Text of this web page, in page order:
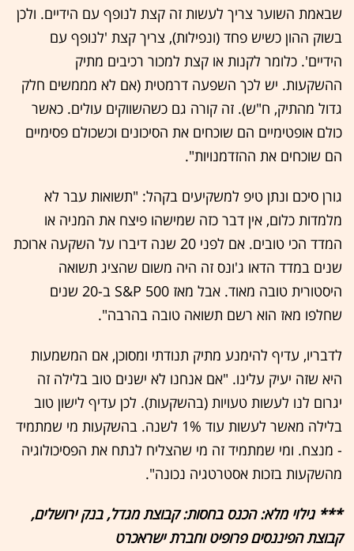
שבאמת השוער צריך לעשות זה קצת לנופף עם הידיים. ולכן
בשוק ההון כשיש פחד (ונפילות), צריך קצת 'לנופף עם
הידיים'. כלומר לקנות או קצת למכור רכיבים מתיק
ההשקעות. יש לכך השפעה דרמטית (אם לא מממשים חלק
גדול מהתיק, ח"ש). זה קורה גם כשהשווקים עולים. כאשר
כולם אופטימיים הם שוכחים את הסיכונים וכשכולם פסימיים
הם שוכחים את ההזדמנויות".
גורן סיכם ונתן טיפ למשקיעים בקהל: "תשואות עבר לא
מלמדות כלום, אין דבר כזה שמישהו פיצח את המניה או
המדד הכי טובים. אם לפני 20 שנה דיברו על השקעה ארוכת
שנים במדד הדאו ג'ונס זה היה משום שהציג תשואה
היסטורית טובה מאוד. אבל מאז S&P 500 ב-20 שנים
שחלפו מאז הוא רשם תשואה טובה בהרבה".
לדבריו, עדיף להימנע מתיק תנודתי ומסוכן, אם המשמעות
היא שזה יעיק עלינו. "אם אנחנו לא ישנים טוב בלילה זה
יגרום לנו לעשות טעויות (בהשקעות). לכן עדיף לישון טוב
בלילה מאשר לעשות עוד 1% לשנה. בהשקעות מי שמתמיד
- מנצח. ומי שמתמיד זה מי שהצליח לנתח את הפסיכולוגיה
מהשקעות בזכות אסטרטגיה נכונה".
*** גילוי מלא: הכנס בחסות: קבוצת מגדל, בנק ירושלים,
קבוצת הפיננסים פרופיט וחברת ישראכרט